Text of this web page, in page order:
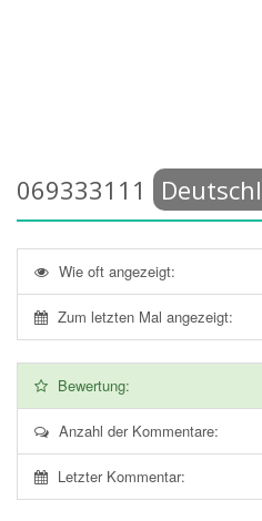
069333111
Wie oft angezeigt:
Zum letzten Mal angezeigt:
Bewertung:
Anzahl der Kommentare:
Letzter Kommentar: